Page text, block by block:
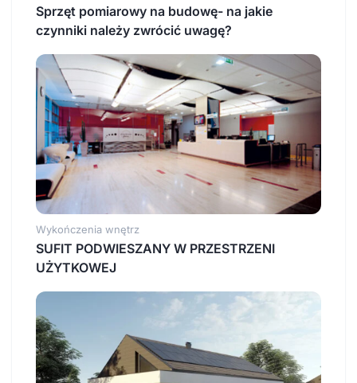
Sprzęt pomiarowy na budowę- na jakie
czynniki należy zwrócić uwagę?
Wykończenia wnętrz
SUFIT PODWIESZANY W PRZESTRZENI
UŻYTKOWEJ